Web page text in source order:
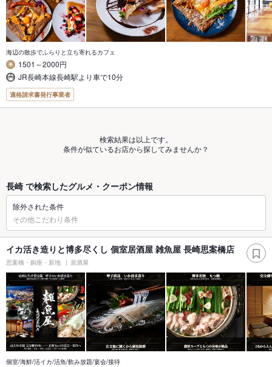
海辺の散歩でふらりと立ち寄れるカフェ
1501～2000円
JR長崎本線長崎駅より車で10分
適格請求書発行事業者
検索結果は以上です。
条件が似ているお店から探してみませんか？
長崎 で検索したグルメ・クーポン情報
除外された条件
その他こだわり条件
イカ活き造りと博多尽くし 個室居酒屋 雑魚屋 長崎思案橋店
思案橋・銅座・新地 居酒屋
個室/海鮮/活イカ/活魚/飲み放題/宴会/接待